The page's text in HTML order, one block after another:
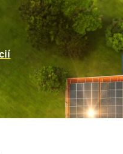
na kotvu #zaujalavas
Skrolovať na kotvu